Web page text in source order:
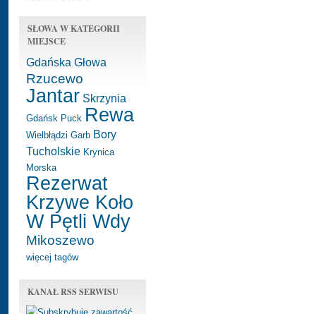
SŁOWA W KATEGORII
MIEJSCE
Gdańska Głowa
Rzucewo
Jantar Skrzynia
Gdańsk Puck Rewa
Wielbłądzi Garb Bory
Tucholskie Krynica
Morska
Rezerwat
Krzywe Koło
W Pętli Wdy
Mikoszewo
więcej tagów
KANAŁ RSS SERWISU